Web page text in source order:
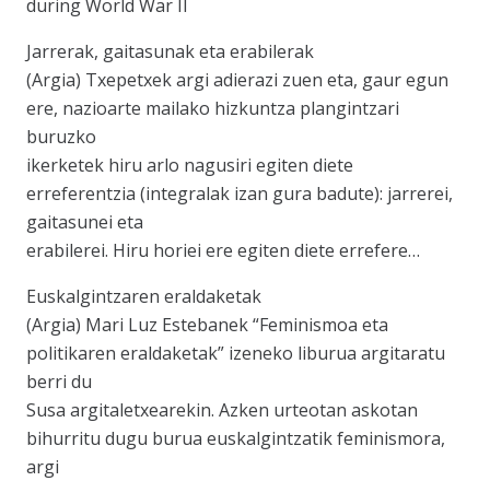
during World War II
Jarrerak, gaitasunak eta erabilerak
(Argia) Txepetxek argi adierazi zuen eta, gaur egun
ere, nazioarte mailako hizkuntza plangintzari
buruzko
ikerketek hiru arlo nagusiri egiten diete
erreferentzia (integralak izan gura badute): jarrerei,
gaitasunei eta
erabilerei. Hiru horiei ere egiten diete errefere…
Euskalgintzaren eraldaketak
(Argia) Mari Luz Estebanek “Feminismoa eta
politikaren eraldaketak” izeneko liburua argitaratu
berri du
Susa argitaletxearekin. Azken urteotan askotan
bihurritu dugu burua euskalgintzatik feminismora,
argi